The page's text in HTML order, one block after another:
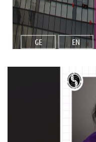
GE EN